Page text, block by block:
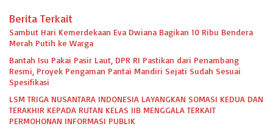
Berita Terkait
Sambut Hari Kemerdekaan Eva Dwiana Bagikan 10 Ribu Bendera
Merah Putih ke Warga
Bantah Isu Pakai Pasir Laut, DPR RI Pastikan dari Penambang
Resmi, Proyek Pengaman Pantai Mandiri Sejati Sudah Sesuai
Spesifikasi
LSM TRIGA NUSANTARA INDONESIA LAYANGKAN SOMASI KEDUA DAN
TERAKHIR KEPADA RUTAN KELAS IIB MENGGALA TERKAIT
PERMOHONAN INFORMASI PUBLIK